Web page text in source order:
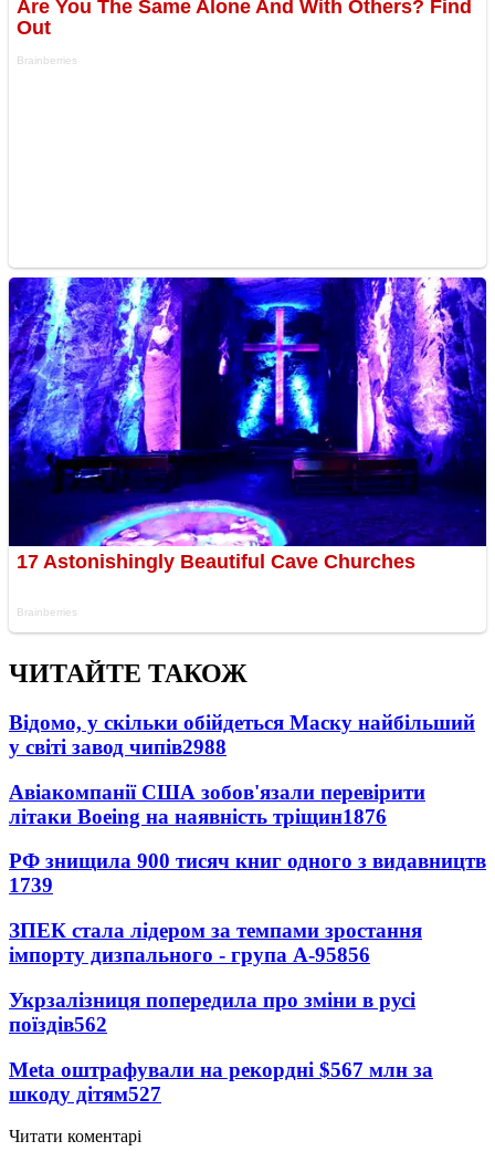
ЧИТАЙТЕ ТАКОЖ
Відомо, у скільки обійдеться Маску найбільший
у світі завод чипів2988
Авіакомпанії США зобов'язали перевірити
літаки Boeing на наявність тріщин1876
РФ знищила 900 тисяч книг одного з видавництв
1739
ЗПЕК стала лідером за темпами зростання
імпорту дизпального - група А-95856
Укрзалізниця попередила про зміни в русі
поїздів562
Meta оштрафували на рекордні $567 млн за
шкоду дітям527
Читати коментарі